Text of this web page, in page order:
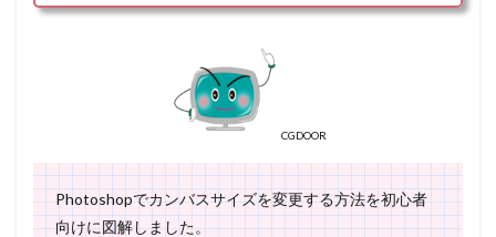
CGDOOR
Photoshopでカンバスサイズを変更する方法を初心者
向けに図解しました。